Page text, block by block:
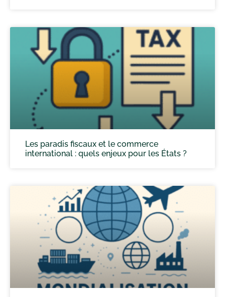
Les paradis fiscaux et le commerce
international : quels enjeux pour les États ?